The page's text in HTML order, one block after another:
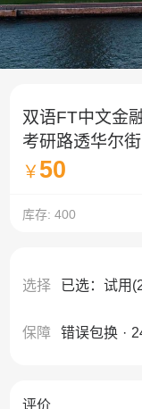
双语FT中文金
考研路透华尔
￥ 50
库存: 400
选择 已选：试用
保障 错误包换 ·
评价